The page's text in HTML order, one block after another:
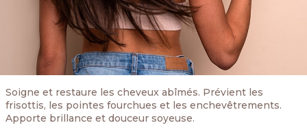
Soigne et restaure les cheveux abîmés. Prévient les
frisottis, les pointes fourchues et les enchevêtrements.
Apporte brillance et douceur soyeuse.